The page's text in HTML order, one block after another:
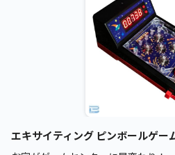
エキサイティング ピンボールゲー